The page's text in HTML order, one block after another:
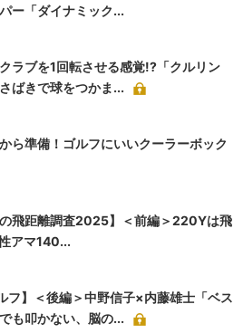
ー「ダイナミック...
ラブを1回転させる感覚!?「クルリン
ばきで球をつかま...
ら準備！ゴルフにいいクーラーボック
の飛距離調査2025】＜前編＞220Yは飛
アマ140...
フ】＜後編＞中野信子×内藤雄士「ベス
も叩かない、脳の...